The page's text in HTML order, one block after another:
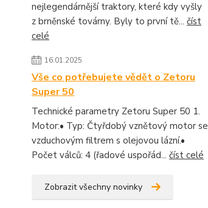
nejlegendárnější traktory, které kdy vyšly
z brněnské továrny. Byly to první tě... číst
celé
16.01.2025
Vše co potřebujete vědět o Zetoru
Super 50
Technické parametry Zetoru Super 50 1.
Motor:• Typ: Čtyřdobý vznětový motor se
vzduchovým filtrem s olejovou lázní.•
Počet válců: 4 (řadové uspořád... číst celé
Zobrazit všechny novinky